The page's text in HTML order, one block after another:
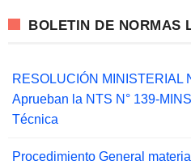
BOLETIN DE NORMAS
RESOLUCIÓN MINISTERIAL
Aprueban la NTS N° 139-
Técnica
Procedimiento General